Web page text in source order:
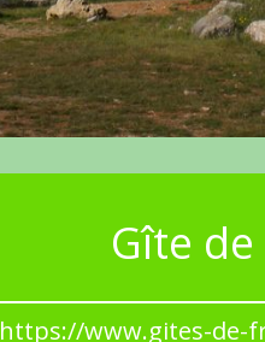
Gîte
https://www.gites-de-